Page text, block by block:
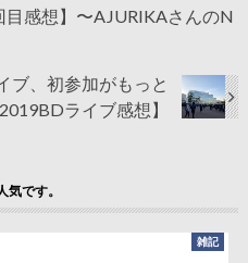
目感想】〜AJURIKAさんのN
ブ、初参加がもっと
ライブ感想】
気です。
雑記